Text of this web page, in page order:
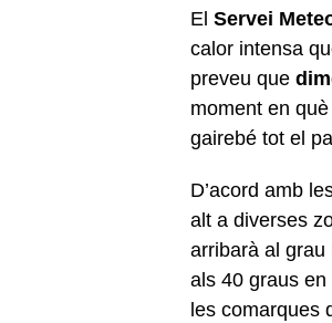
El Servei
calor intensa
preveu que
moment en què
gairebé tot el
D’acord amb
alt a diverses
arribarà al
als 40 graus
les comarques